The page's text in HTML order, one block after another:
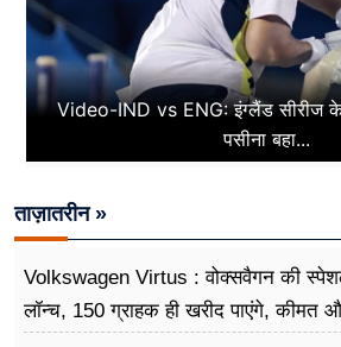
Video-IND vs ENG: इंग्लैंड सीरीज
पसीना बहा...
ताज़ातरीन »
Volkswagen Virtus : वोक्सवैगन की
लॉन्च, 150 ग्राहक ही खरीद पाएंगे, कीमत